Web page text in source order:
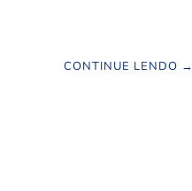
CONTINUE LENDO →